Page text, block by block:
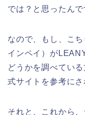
では？と思ったんで
なので、もし、こ
インペイ）が
どうかを調べてい
式サイトを参考にさ
それと、これから